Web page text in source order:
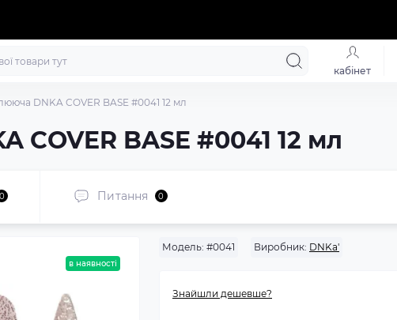
кабінет
DNKA COVER BASE #0041 12 мл
COVER BASE #0041 12 мл
0 Питання 0
в наявності
Модель: #0041 Виробник: DNKa'
Знайшли дешевше?